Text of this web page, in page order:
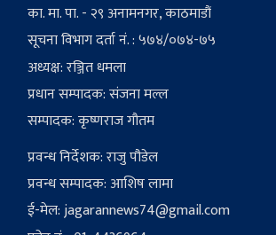
का. मा. पा. - २९ अनामनगर, काठमाडौं
सूचना विभाग दर्ता नं. : ५७४/०७४-७५
अध्यक्ष: रञ्जित धमला
प्रधान सम्पादक: संजना मल्ल
सम्पादक: कृष्णराज गौतम
प्रवन्ध निर्देशक: राजु पौडेल
प्रवन्ध सम्पादक: आशिष लामा
ई-मेल:jagarannews74@gmail.com